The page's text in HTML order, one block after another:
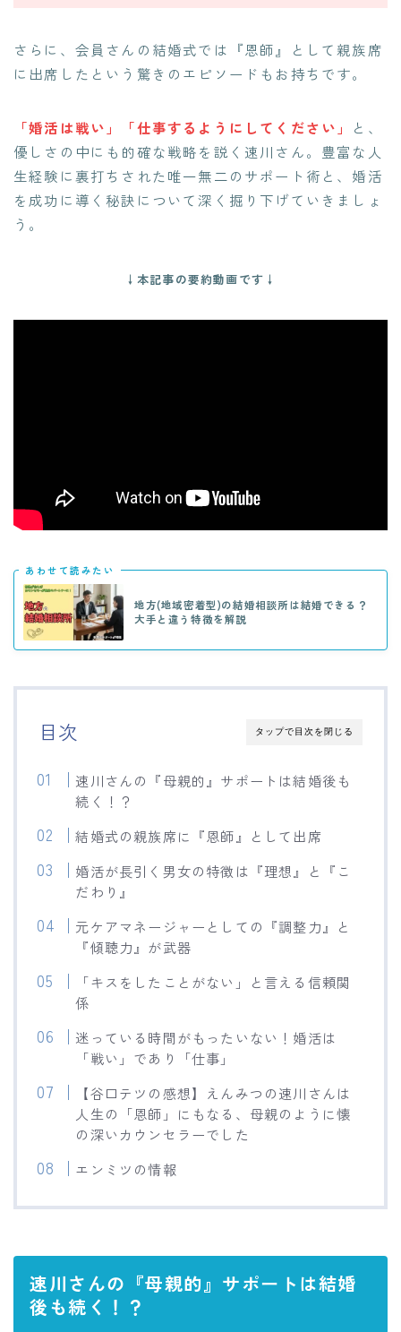
さらに、会員さんの結婚式では『恩師』として親族席
に出席したという驚きのエピソードもお持ちです。
「婚活は戦い」「仕事するようにしてください」
と、
優しさの中にも的確な戦略を説く速川さん。豊富な人
生経験に裏打ちされた唯一無二のサポート術と、婚活
を成功に導く秘訣について深く掘り下げていきましょ
う。
↓本記事の要約動画です↓
あわせて読みたい
地方(地域密着型)の結婚相談所は結婚できる？
大手と違う特徴を解説
タップで目次を閉じる
目次
速川さんの『母親的』サポートは結婚後も
続く！？
結婚式の親族席に『恩師』として出席
婚活が長引く男女の特徴は『理想』と『こ
だわり』
元ケアマネージャーとしての『調整力』と
『傾聴力』が武器
「キスをしたことがない」と言える信頼関
係
迷っている時間がもったいない！婚活は
「戦い」であり「仕事」
【谷口テツの感想】えんみつの速川さんは
人生の「恩師」にもなる、母親のように懐
の深いカウンセラーでした
エンミツの情報
速川さんの『母親的』サポートは結婚
後も続く！？